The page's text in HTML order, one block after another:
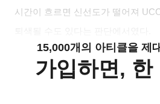
시간이 흐르면 신선도가 떨어져
15,000개의 아티클을 제
가입하면, 한